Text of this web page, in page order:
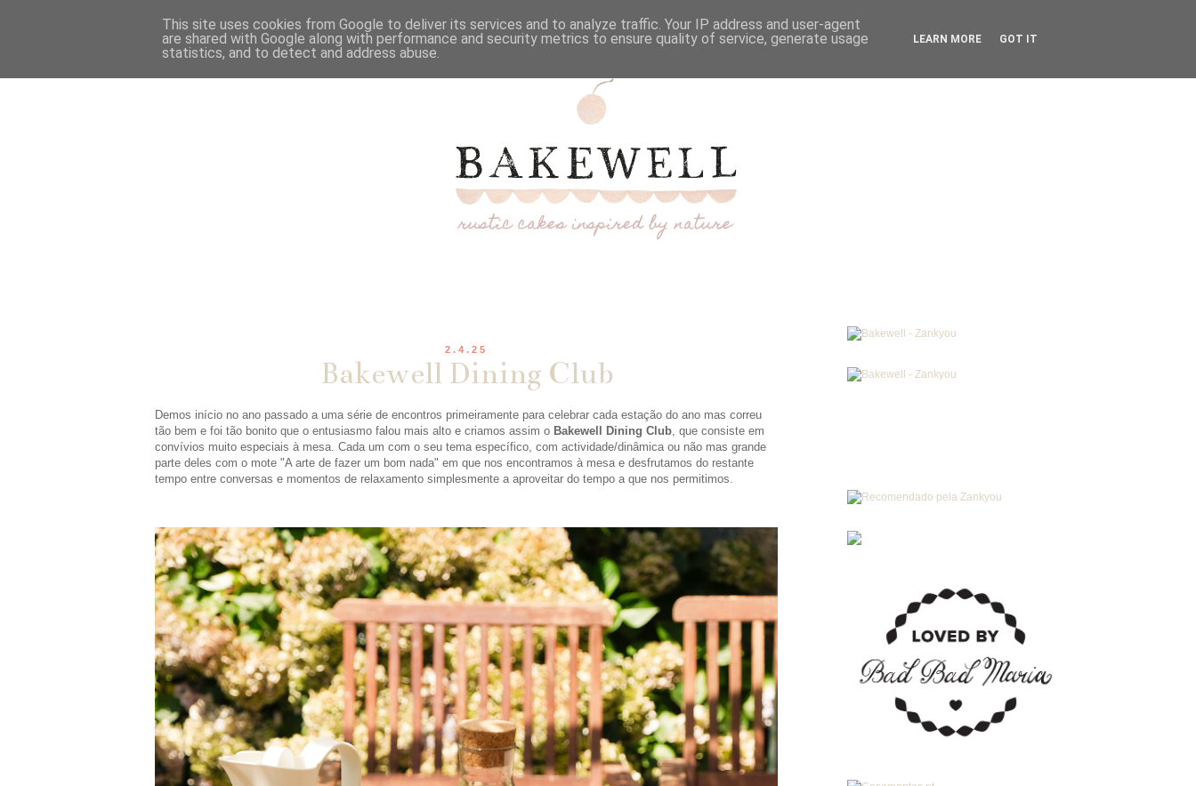
2.4.25
Bakewell Dining Club
Demos início no ano passado a uma série de encontros primeiramente para celebrar cada estação do ano mas correu
tão bem e foi tão bonito que o entusiasmo falou mais alto e criamos assim o Bakewell Dining Club, que consiste em
convívios muito especiais à mesa. Cada um com o seu tema específico, com actividade/dinâmica ou não mas grande
parte deles com o mote "A arte de fazer um bom nada" em que nos encontramos à mesa e desfrutamos do restante
tempo entre conversas e momentos de relaxamento simplesmente a aproveitar do tempo a que nos permitimos.
This site uses cookies from Google to deliver its services and to analyze traffic. Your IP address and user-agent
are shared with Google along with performance and security metrics to ensure quality of service, generate usage
statistics, and to detect and address abuse.
LEARN MORE GOT IT